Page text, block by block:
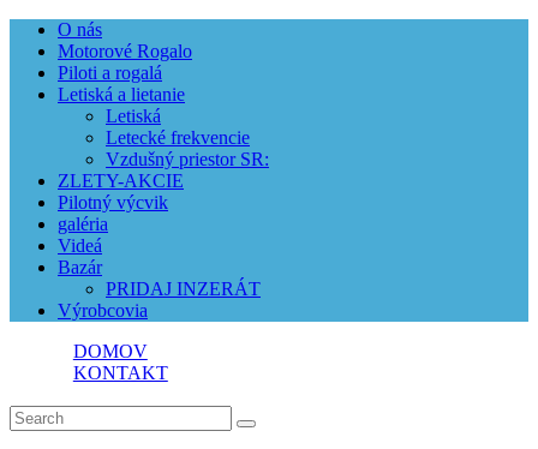
O nás
Motorové Rogalo
Piloti a rogalá
Letiská a lietanie
Letiská
Letecké frekvencie
Vzdušný priestor SR:
ZLETY-AKCIE
Pilotný výcvik
galéria
Videá
Bazár
PRIDAJ INZERÁT
Výrobcovia
DOMOV
KONTAKT